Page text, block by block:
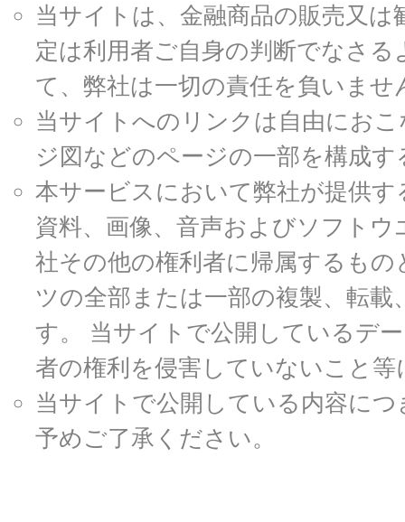
当サイトは、金融商品の販売又
定は利用者ご自身の判断でなさ
て、弊社は一切の責任を負いませ
当サイトへのリンクは自由にお
ジ図などのページの一部を構成
本サービスにおいて弊社が提供
資料、画像、音声およびソフト
社その他の権利者に帰属するも
ツの全部または一部の複製、転
す。 当サイトで公開しているデ
者の権利を侵害していないこと
当サイトで公開している内容に
予めご了承ください。